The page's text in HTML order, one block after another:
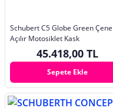
Schubert C5 Globe Green Çene
Açılır Motosiklet Kask
45.418,00 TL
Sepete Ekle